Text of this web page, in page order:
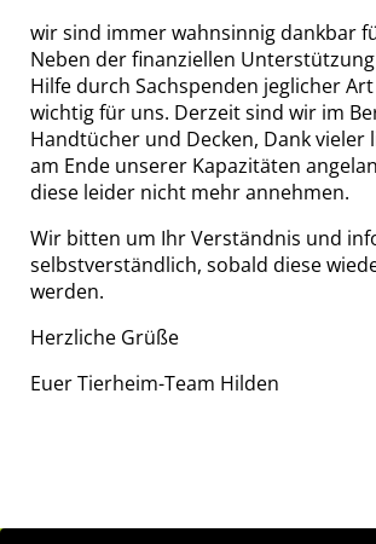
wir sind immer wahnsinnig dankbar
Neben der finanziellen
Hilfe durch Sachspenden jeglicher
wichtig für uns. Derzeit sind wir im
Handtücher und Decken, Dank vieler
am Ende unserer Kapazitäten
diese leider nicht mehr annehmen.
Wir bitten um Ihr Verständnis und
selbstverständlich, sobald diese
werden.
Herzliche Grüße
Euer Tierheim-Team Hilden